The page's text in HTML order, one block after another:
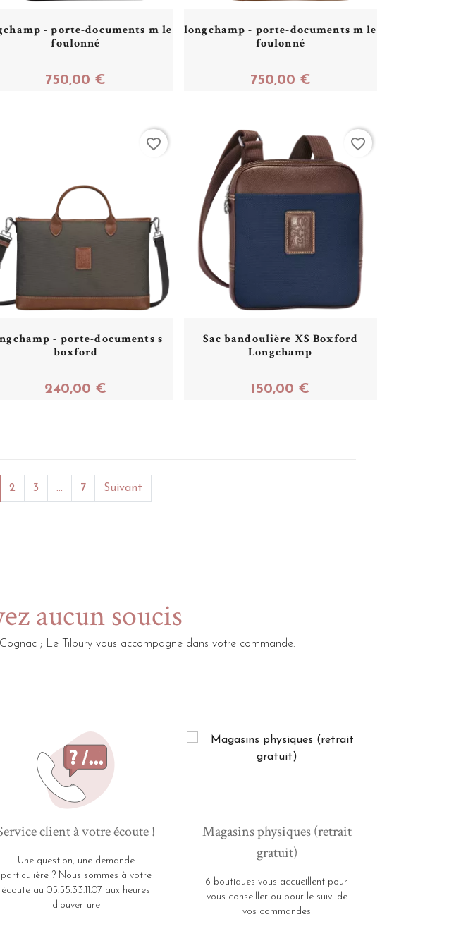
- porte-documents m le
foulonné
750,00 €
longchamp - porte-documents m le
foulonné
750,00 €
- porte-documents s
boxford
240,00 €
favorite_border
Sac bandoulière XS Boxford
Longchamp
150,00 €
favorite_border
2 3 ... 7 Suivant
aucun soucis
; Le Tilbury vous accompagne dans votre commande.
client à votre écoute !
Une question, une demande
particulière ? Nous sommes à votre
écoute au 05.55.33.11.07 aux heures
d'ouverture
Magasins physiques (retrait
gratuit)
6 boutiques vous accueillent pour
vous conseiller ou pour le suivi de
vos commandes